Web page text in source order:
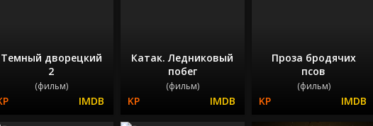
Темный дворецкий
2
(фильм)
Катак. Ледниковый
побег
(фильм)
Проза бродячих
псов
(фильм)